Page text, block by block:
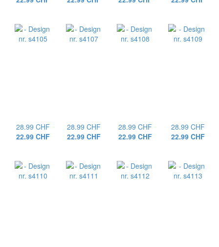
28.99 CHF
22.99 CHF
28.99 CHF
22.99 CHF
28.99 CHF
22.99 CHF
28.99 CHF
22.99 CHF